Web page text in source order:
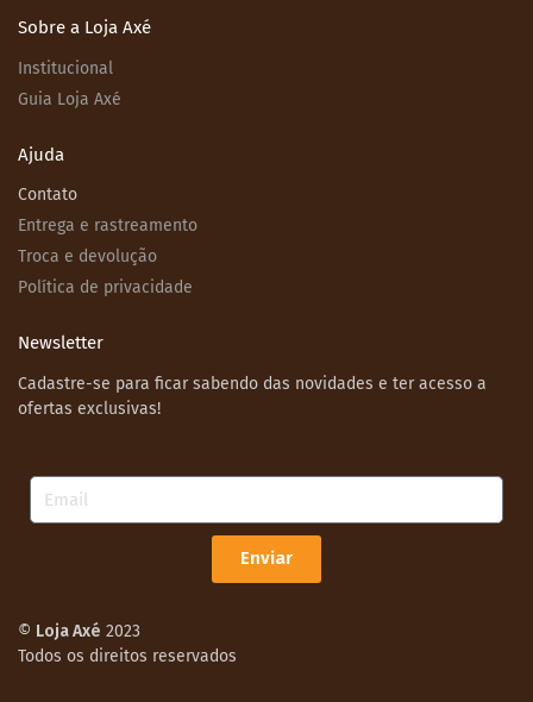
Sobre a Loja Axé
Institucional
Guia Loja Axé
Ajuda
Contato
Entrega e rastreamento
Troca e devolução
Política de privacidade
Newsletter
Cadastre-se para ficar sabendo das novidades e ter acesso a
ofertas exclusivas!
Enviar
© Loja Axé 2023
Todos os direitos reservados